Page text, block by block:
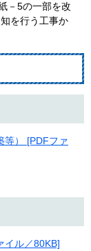
－5の一部を改
を行う工事か
） [PDFファ
ル／80KB]